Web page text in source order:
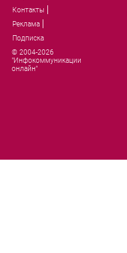
Контакты
Реклама
Подписка
© 2004-2026
"Инфокоммуникации
онлайн"